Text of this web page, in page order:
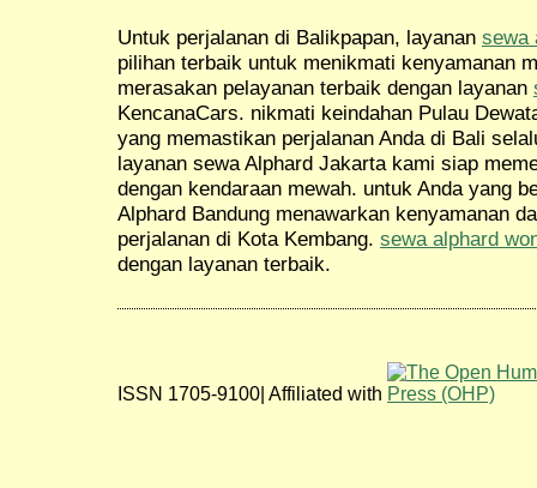
Untuk perjalanan di Balikpapan, layanan sewa
pilihan terbaik untuk menikmati kenyamanan
merasakan pelayanan terbaik dengan layanan
KencanaCars. nikmati keindahan Pulau
yang memastikan perjalanan Anda di Bali
layanan sewa Alphard Jakarta kami siap
dengan kendaraan mewah. untuk Anda yang
Alphard Bandung menawarkan kenyamanan
perjalanan di Kota Kembang. sewa alphard
dengan layanan terbaik.
ISSN 1705-9100| Affiliated with